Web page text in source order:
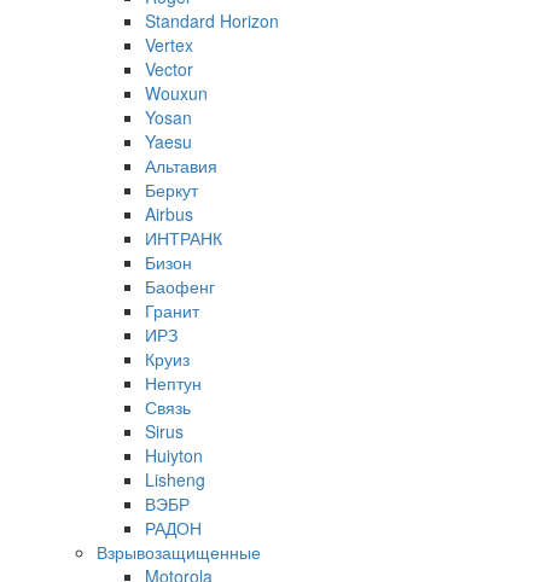
Standard Horizon
Vertex
Vector
Wouxun
Yosan
Yaesu
Альтавия
Беркут
Airbus
ИНТРАНК
Бизон
Баофенг
Гранит
ИРЗ
Круиз
Нептун
Связь
Sirus
Huiyton
Lisheng
ВЭБР
РАДОН
Взрывозащищенные
Motorola